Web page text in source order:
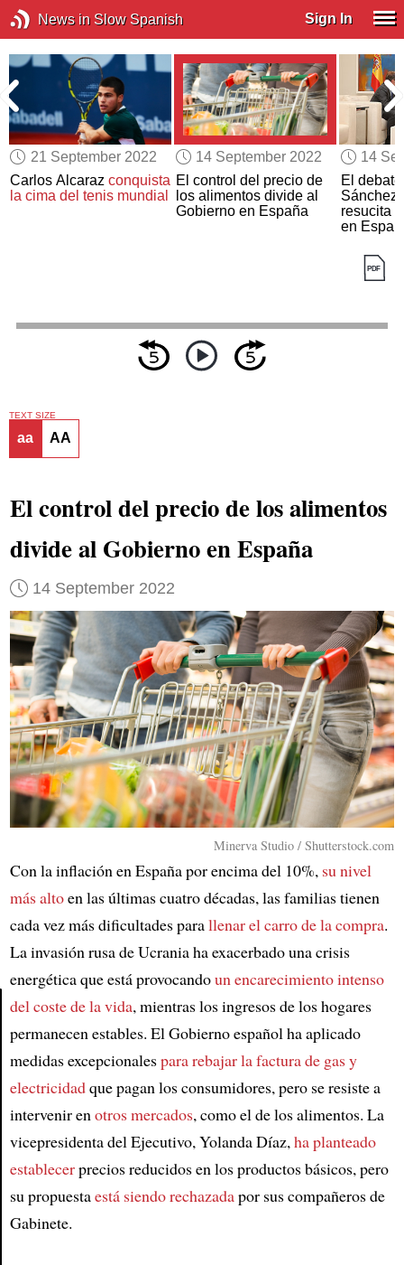
News in Slow Spanish Sign In
21 September 2022
Carlos Alcarazconquista
la cima del tenis mundial
14 September 2022
El control del precio de
los alimentos divide al
Gobierno en España
14
El
Sánchez
resucita
en
Article
TEXT SIZE
aa AA
El control del precio de los alimentos
divide al Gobierno en España
14 September 2022
Minerva Studio / Shutterstock.com
Con la inflación en España por encima del 10%, su nivel
más altoen las últimas cuatro décadas, las familias tienen
cada vez más dificultades parallenar el carro de la compra.
La invasión rusa de Ucrania ha exacerbado una crisis
energética que está provocandoun encarecimiento intenso
del coste de la vida, mientras los ingresos de los hogares
permanecen estables. El Gobierno español ha aplicado
medidas excepcionalespara rebajar la factura de gas y
electricidadque pagan los consumidores, pero se resiste a
intervenir enotros mercados, como el de los alimentos. La
vicepresidenta del Ejecutivo, Yolanda Díaz,ha planteado
establecerprecios reducidos en los productos básicos, pero
su propuestaestá siendo rechazadapor sus compañeros de
Gabinete.